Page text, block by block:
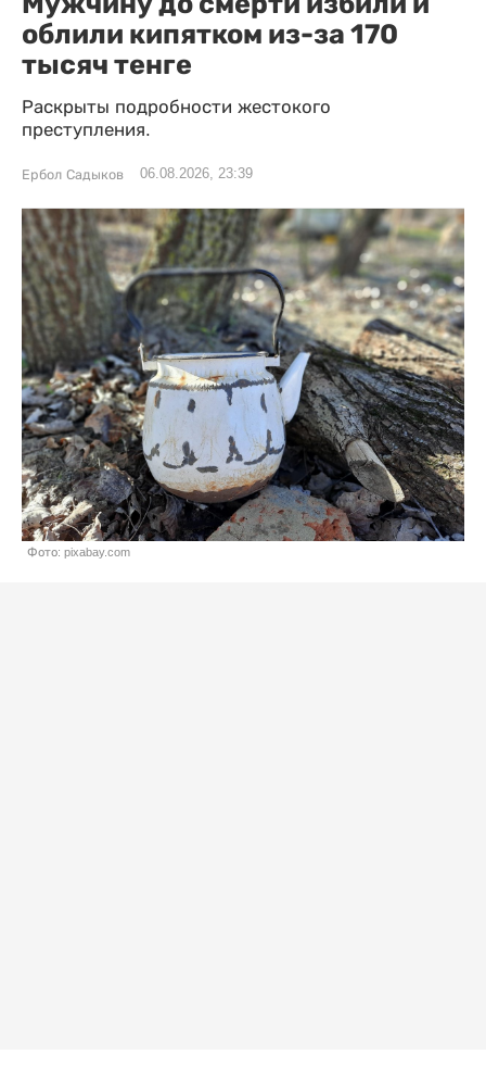
облили кипятком из-за 170
тысяч тенге
Раскрыты подробности жестокого
преступления.
Ербол Садыков 06.08.2026, 23:39
Фото: pixabay.com